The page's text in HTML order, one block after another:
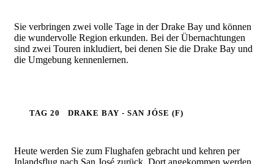
Sie verbringen zwei volle Tage in der Drake Bay und können
die wundervolle Region erkunden. Bei der Übernachtungen
sind zwei Touren inkludiert, bei denen Sie die Drake Bay und
die Umgebung kennenlernen.
TAG 20 DRAKE BAY - SAN JÓSE (F)
Heute werden Sie zum Flughafen gebracht und kehren per
Inlandsflug nach San José zurück. Dort angekommen werden